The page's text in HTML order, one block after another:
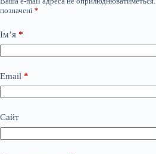
позначені *
Ім’я *
Email *
Сайт